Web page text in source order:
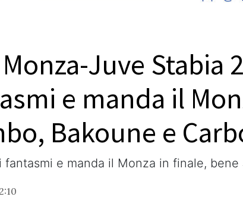
Juve Stabia
e manda il
Bakoune e
e manda il Monza in finale,